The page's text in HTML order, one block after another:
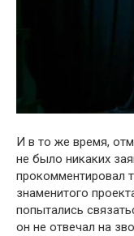
И в то же время,
не было никаких
прокомментировал
знаменитого
попытались
он не отвечал на